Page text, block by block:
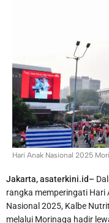
Warga Kota
Apapun Kepada ASN
Hari Anak Nasional 2025
Jakarta, asaterkini.id–
rangka memperingati Hari
Nasional 2025, Kalbe
melalui Morinaga hadir